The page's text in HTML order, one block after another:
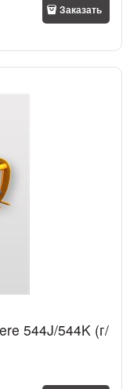
Заказать
544J/544K (г/